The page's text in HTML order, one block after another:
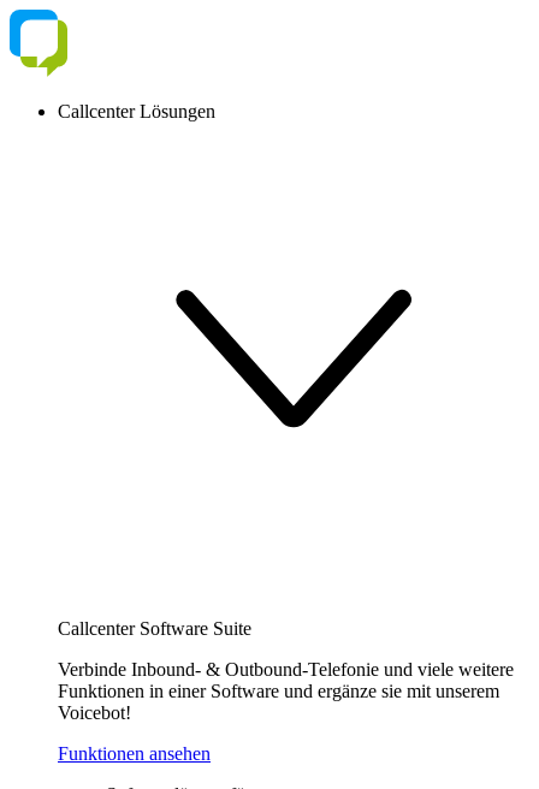
Callcenter Lösungen
Callcenter Software Suite
Verbinde Inbound- & Outbound-Telefonie und viele weitere
Funktionen in einer Software und ergänze sie mit unserem
Voicebot!
Funktionen ansehen